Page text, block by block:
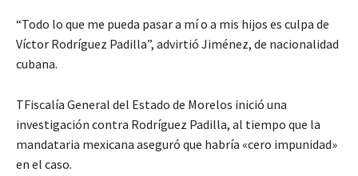
“Todo lo que me pueda pasar a mí o a mis hijos es culpa de
Víctor Rodríguez Padilla”, advirtió Jiménez, de nacionalidad
cubana.
TFiscalía General del Estado de Morelos inició una
investigación contra Rodríguez Padilla, al tiempo que la
mandataria mexicana aseguró que habría «cero impunidad»
en el caso.